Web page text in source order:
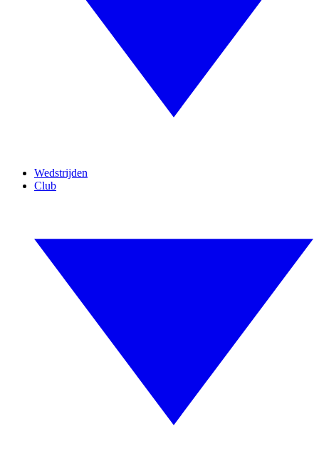
Wedstrijden
Club